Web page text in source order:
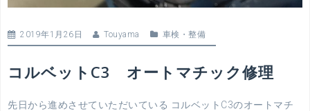
2019年1月26日 Touyama 車検・整備
コルベットC3 オートマチック修理
先日から進めさせていただいている コルベットC3のオートマチ